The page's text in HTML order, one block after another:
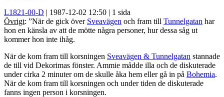
L1821-00-D | 1987-12-02 12:50 | 1 sida
Övrigt: ”När de gick över Sveavägen och fram till Tunnelgatan har
hon en känsla av att de mötte några personer, hur dessa såg ut
kommer hon inte ihåg.
När de kom fram till korsningen Sveavägen & Tunnelgatan stannade
de till vid Dekorimas fönster. Ammie mådde illa och de diskuterade
under cirka 2 minuter om de skulle åka hem eller gå in på Bohemia.
När de kom fram till korsningen och under tiden de diskuterade
fanns ingen person i korsningen.